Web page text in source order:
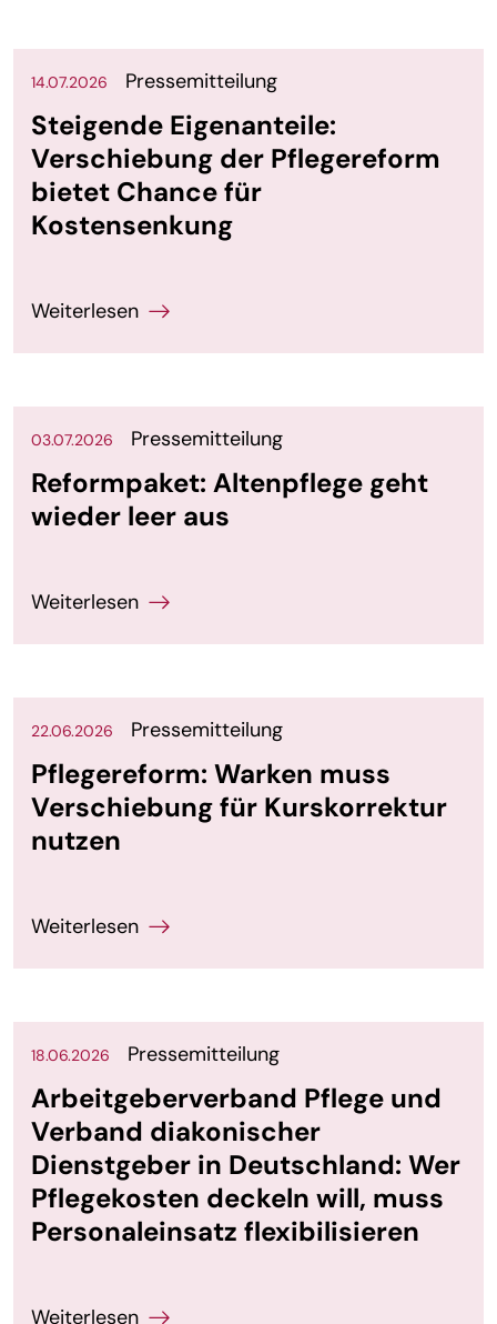
14.07.2026 Pressemitteilung
Steigende Eigenanteile:
Verschiebung der Pflegereform
bietet Chance für
Kostensenkung
03.07.2026 Pressemitteilung
Reformpaket: Altenpflege geht
wieder leer aus
22.06.2026 Pressemitteilung
Pflegereform: Warken muss
Verschiebung für Kurskorrektur
nutzen
18.06.2026 Pressemitteilung
Arbeitgeberverband Pflege und
Verband diakonischer
Dienstgeber in Deutschland: Wer
Pflegekosten deckeln will, muss
Personaleinsatz flexibilisieren